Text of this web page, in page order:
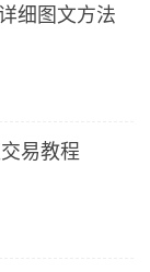
细图文方法
易教程